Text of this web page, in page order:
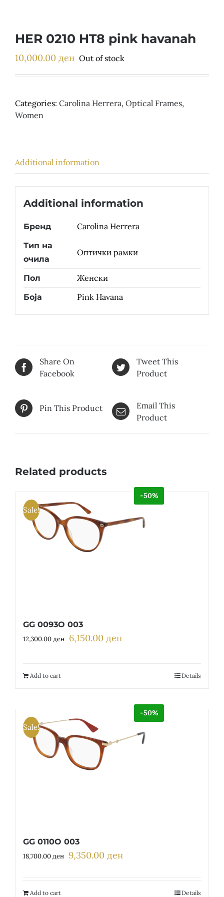
HER 0210 HT8 pink havanah
10,000.00 ден Out of stock
Categories: Carolina Herrera, Optical Frames,
Women
Additional information
Additional information
Бренд Carolina Herrera
Тип на
очила
Оптички рамки
Пол Женски
Боја Pink Havana
Share On
Facebook
Tweet This
Product
Pin This Product
Email This
Product
Related products
Sale!
-50%
GG 0093O 003
12,300.00ден Original
6,150.00 денCurrent
Add to cart Details
Sale!
-50%
GG 0110O 003
18,700.00ден Original
9,350.00 денCurrent
Add to cart Details